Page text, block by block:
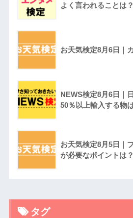
よく言われることは？
お天気検定8月6日｜
NEWS検定8月6日｜
50％以上輸入する物
お天気検定8月5日｜
が必要なポイントは？
タグ